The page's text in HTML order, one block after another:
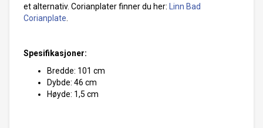
et alternativ. Corianplater finner du her:
Linn Bad
Corianplate
Spesifikasjoner:
Bredde: 101 cm
Dybde: 46 cm
Høyde: 1,5 cm